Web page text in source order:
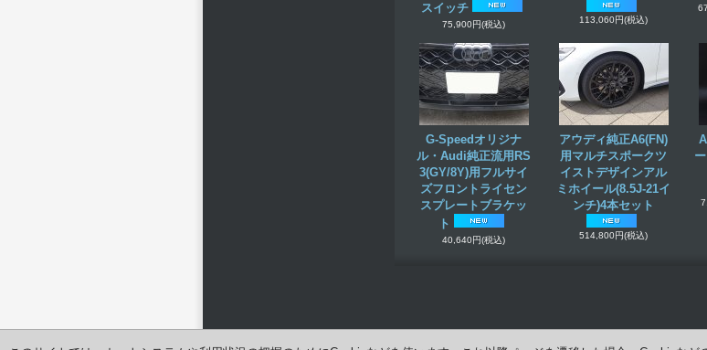
スイッチ
75,900円(税込) 113,060円(税込)
G-Speedオリジナ
ル・Audi純正流用RS
3(GY/8Y)用フルサイ
ズフロントライセン
スプレートブラケッ
ト
40,640円(税込)
アウディ純正A6(FN)
用マルチスポークツ
イストデザインアル
ミホイール(8.5J-21イ
ンチ)4本セット
514,800円(税込)